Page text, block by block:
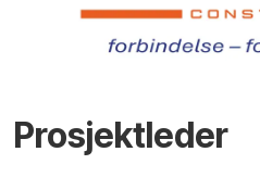
Prosjektleder